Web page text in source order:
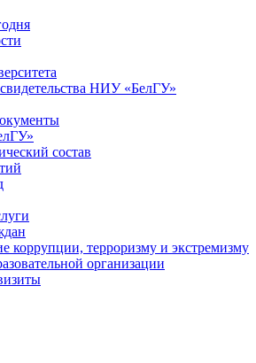
НИУ «БелГУ»
состав
коррупции, терроризму и экстремизму
организации